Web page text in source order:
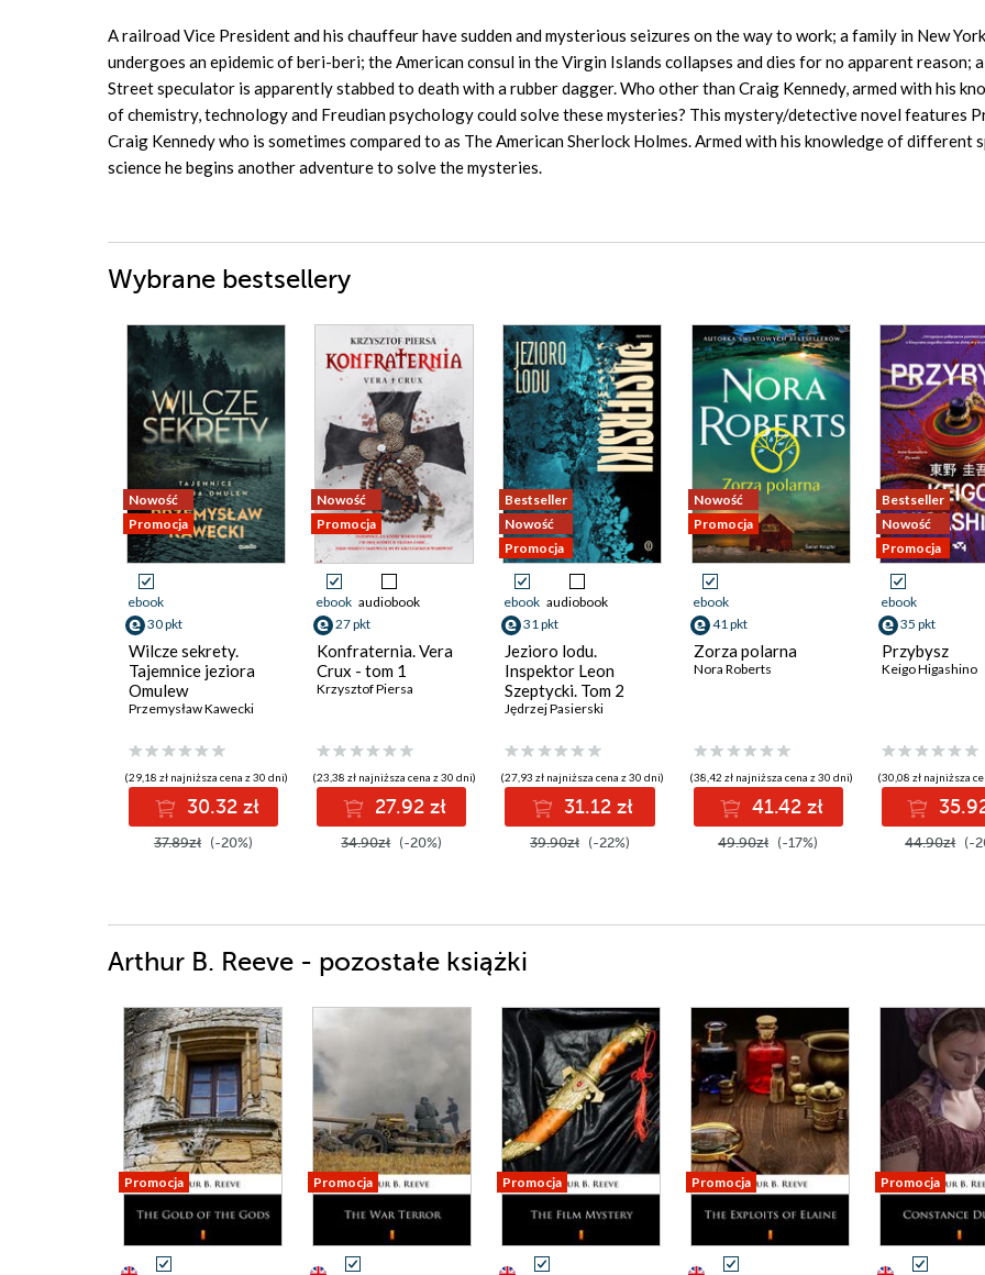
A railroad Vice President and his chauffeur have sudden and mysterious seizures on the way to work; a family in New
undergoes an epidemic of beri-beri; the American consul in the Virgin Islands collapses and dies for no apparent reason;
Street speculator is apparently stabbed to death with a rubber dagger. Who other than Craig Kennedy, armed with his
of chemistry, technology and Freudian psychology could solve these mysteries? This mystery/detective novel features
Craig Kennedy who is sometimes compared to as The American Sherlock Holmes. Armed with his knowledge of different
science he begins another adventure to solve the mysteries.
Wybrane bestsellery
Nowość
Promocja
ebook
30 pkt
Wilcze sekrety.
Tajemnice jeziora
Omulew
Przemysław Kawecki
(29,18 zł najniższa cena z 30 dni)
30.32 zł
37.89zł (-20%)
Nowość
Promocja
ebook audiobook
27 pkt
Konfraternia. Vera
Crux - tom 1
Krzysztof Piersa
(23,38 zł najniższa cena z 30 dni)
27.92 zł
34.90zł (-20%)
Bestseller
Nowość
Promocja
ebook audiobook
31 pkt
Jezioro lodu.
Inspektor Leon
Szeptycki. Tom 2
Jędrzej Pasierski
(27,93 zł najniższa cena z 30 dni)
31.12 zł
39.90zł (-22%)
Nowość
Promocja
ebook
41 pkt
Zorza polarna
Nora Roberts
(38,42 zł najniższa cena z 30 dni)
41.42 zł
49.90zł (-17%)
Bestseller
Nowość
Promocja
ebook
35 pkt
Przybysz
Keigo Higashino
(30,08 zł najniższa
44.90zł (-
Arthur B. Reeve - pozostałe książki
Promocja Promocja Promocja Promocja Promocja